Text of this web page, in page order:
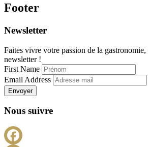
Footer
Newsletter
Faites vivre votre passion de la
newsletter !
First Name
Email Address
Envoyer
Nous suivre